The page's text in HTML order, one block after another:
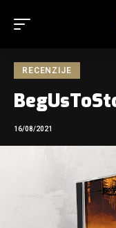
RECENZIJE
16/08/2021